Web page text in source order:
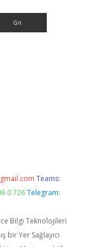
Teams:
0 726 Telegram:
Bilgi Teknolojileri
bir Yer Sağlayıcı